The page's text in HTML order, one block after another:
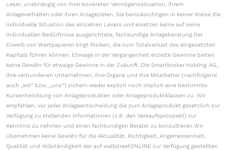
Leser, unabhängig von ihrer konkreten Vermögenssituation, ihrem
Anlageverhalten oder ihren Anlagezielen. Sie berücksichtigen in keiner Weise die
individuelle Situation des einzelnen Lesers und ersetzen keine auf seine
individuellen Bedürfnisse ausgerichtete, fachkundige Anlageberatung.Der
Erwerb von Wertpapieren birgt Risiken, die zum Totalverlust des eingesetzten
Kapitals führen können. Etwaige in der Vergangenheit erzielte Gewinne bieten
keine Gewähr für etwaige Gewinne in der Zukunft. Die Smartbroker Holding AG,
ihre verbundenen Unternehmen, ihre Organe und ihre Mitarbeiter (nachfolgend
auch „wir“ bzw. „uns“) sichern weder explizit noch implizit eine bestimmte
Kursentwicklung von Anlageprodukten oder Anlageproduktklassen zu. Wir
empfehlen, vor jeder Anlageentscheidung die zum Anlageprodukt gesetzlich zur
Verfügung zu stellenden Informationen (z.B. den Verkaufsprospekt) zur
Kenntnis zu nehmen und einen fachkundigen Berater zu konsultieren.Wir
übernehmen keine Gewähr für die Aktualität, Richtigkeit, Angemessenheit,
Qualität und Vollständigkeit der auf wallstreetONLINE zur Verfügung gestellten